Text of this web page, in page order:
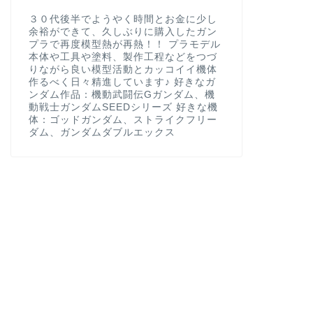
３０代後半でようやく時間とお金に少し
余裕ができて、久しぶりに購入したガン
プラで再度模型熱が再熱！！ プラモデル
本体や工具や塗料、製作工程などをつづ
りながら良い模型活動とカッコイイ機体
作るべく日々精進しています♪ 好きなガ
ンダム作品：機動武闘伝Gガンダム、機
動戦士ガンダムSEEDシリーズ 好きな機
体：ゴッドガンダム、ストライクフリー
ダム、ガンダムダブルエックス